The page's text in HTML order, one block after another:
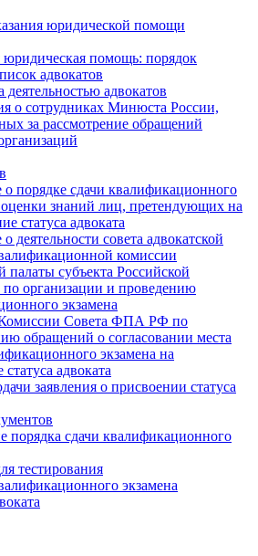
юридической помощи
юридическая помощь: порядок
адвокатов
деятельностью адвокатов
о сотрудниках Минюста России,
за рассмотрение обращений
порядке сдачи квалификационного
оценки знаний лиц, претендующих на
статуса адвоката
деятельности совета адвокатской
комиссии
палаты субъекта Российской
организации и проведению
экзамена
Комиссии Совета ФПА РФ по
обращений о согласовании места
экзамена на
адвоката
заявления о присвоении статуса
порядка сдачи квалификационного
тестирования
экзамена